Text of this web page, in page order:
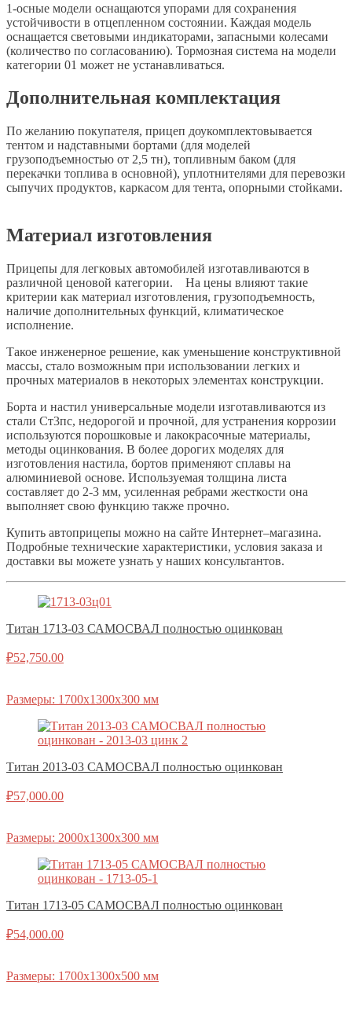
1-осные модели оснащаются упорами для сохранения
устойчивости в отцепленном состоянии. Каждая модель
оснащается световыми индикаторами, запасными колесами
(количество по согласованию). Тормозная система на модели
категории 01 может не устанавливаться.
Дополнительная комплектация
По желанию покупателя, прицеп доукомплектовывается
тентом и надставными бортами (для моделей
грузоподъемностью от 2,5 тн), топливным баком (для
перекачки топлива в основной), уплотнителями для перевозки
сыпучих продуктов, каркасом для тента, опорными стойками.
Материал изготовления
Прицепы для легковых автомобилей изготавливаются в
различной ценовой категории. На цены влияют такие
критерии как материал изготовления, грузоподъемность,
наличие дополнительных функций, климатическое
исполнение.
Такое инженерное решение, как уменьшение конструктивной
массы, стало возможным при использовании легких и
прочных материалов в некоторых элементах конструкции.
Борта и настил универсальные модели изготавливаются из
стали Ст3пс, недорогой и прочной, для устранения коррозии
используются порошковые и лакокрасочные материалы,
методы оцинкования. В более дорогих моделях для
изготовления настила, бортов применяют сплавы на
алюминиевой основе. Используемая толщина листа
составляет до 2-3 мм, усиленная ребрами жесткости она
выполняет свою функцию также прочно.
Купить автоприцепы можно на сайте Интернет–магазина.
Подробные технические характеристики, условия заказа и
доставки вы можете узнать у наших консультантов.
Титан 1713-03 САМОСВАЛ полностью оцинкован
₽52,750.00
Размеры: 1700х1300х300 мм
Титан 2013-03 САМОСВАЛ полностью оцинкован
₽57,000.00
Размеры: 2000х1300х300 мм
Титан 1713-05 САМОСВАЛ полностью оцинкован
₽54,000.00
Размеры: 1700х1300х500 мм